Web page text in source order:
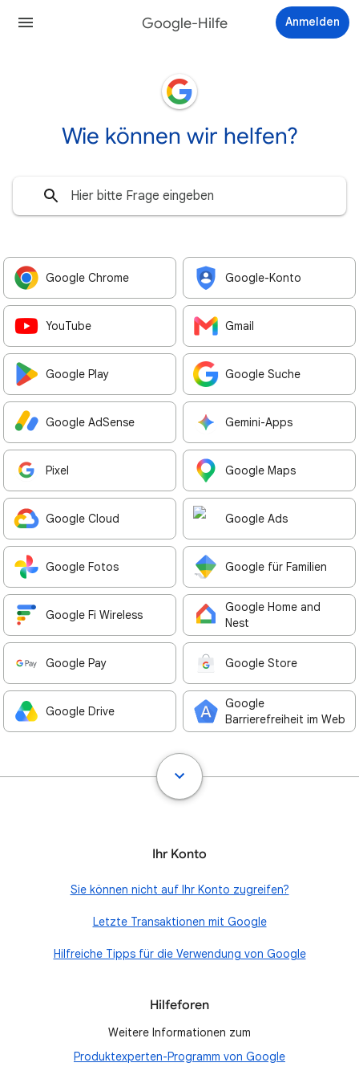
Google-Hilfe Anmelden
Wie können wir helfen?
Google Chrome Google-Konto
YouTube Gmail
Google Play Google Suche
Google AdSense Gemini-Apps
Pixel Google Maps
Google Cloud Google Ads
Google Fotos Google für Familien
Google Fi Wireless
Google Home and
Nest
Google Pay Google Store
Google Drive
Google
Barrierefreiheit im Web
Ihr Konto
Sie können nicht auf Ihr Konto zugreifen?
Letzte Transaktionen mit Google
Hilfreiche Tipps für die Verwendung von Google
Hilfeforen
Weitere Informationen zum
Produktexperten-Programm von Google